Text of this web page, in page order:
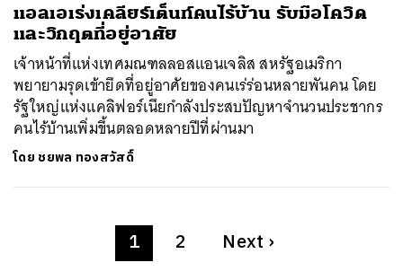
แอลเอเร่งเคลียร์เต็นท์คนไร้บ้าน รับมือโควิด
และวิกฤตที่อยู่อาศัย
เจ้าหน้าที่แห่งเทศมณฑลลอสแอนเจลิส สหรัฐอเมริกา
พยายามรุดเข้ายึดที่อยู่อาศัยของคนเร่ร่อนหลายพันคน โดย
รัฐใหญ่แห่งแคลิฟอร์เนียกำลังประสบปัญหาจำนวนประชากร
คนไร้บ้านเพิ่มขึ้นตลอดหลายปีที่ผ่านมา
โดย ชยพล ทองสวัสดิ์
1 2 Next ›